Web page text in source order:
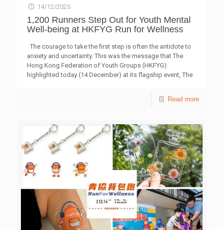
生活期間，一直積極參與華人社區事務，致力於推廣中華文
化。今年初接觸到「龍匯 100」，希望藉此認識更多華裔青
年。他從事律師行業，其工作涉及與環境、社會及管治
（ESG）與日俱增。作為一名全球公民，他關心自己和家
人，乃至世界各地的人能否獲得安全的飲用水，期望透過今
年的「龍匯 100」，學習更多知識，探索青年如何為水資源
的永續發展出一分力。 此外，香港大學水資源中心行政總
監李煜紹博士、Great Glory Investment Corporation總監戴
續發展議題，講者剖析東深供水系統在水資源再生的重要角
談，分享政府對青年發展的願景與工作方向，並了解青年的
回應和看法。 參加者在港參訪香港水務署大埔濾水廠、屈
臣氏實業─屈臣氏蒸餾水中心、香港太古可口可樂，分別了
解輸港東江水及食水的處理過程，並考察飲料企業在水資源
的實務挑戰及機遇。 龍傳基金於2000年由民政事務局、民
政事務總署和香港青年協會攜手成立，為在香港正式註冊的
非牟利慈善機構。基金致力培育全球華裔青年成為明日領袖
並建立聯繫網絡。龍傳基金秘書處由香港青年協會管理，網
站為dragonfoundation.net。
14/12/2025
1,200 Runners Step Out for Youth Mental
Well-being at HKFYG Run for Wellness
The courage to take the first step is often the antidote to
anxiety and uncertainty. This was the message that The
Hong Kong Federation of Youth Groups (HKFYG)
highlighted today (14 December) at its flagship event, The
take positive action towards mental and physical well-
Tseung Kwan O, the Run drew nearly 1,200 participants
across 10km Individual and Team Races, a 5km Individual
Race,
[…]
Read more